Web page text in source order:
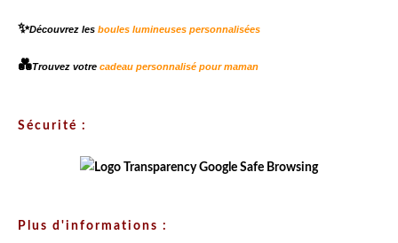
✨Découvrez les boules lumineuses personnalisées
💑Trouvez votre cadeau personnalisé pour maman
Sécurité :
Plus d'informations :